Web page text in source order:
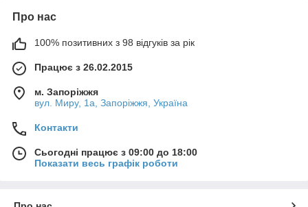
Про нас
100% позитивних з 98 відгуків за рік
Працює з 26.02.2015
м. Запоріжжя
вул. Миру, 1а, Запоріжжя, Україна
Контакти
Сьогодні працює з 09:00 до 18:00
Показати весь графік роботи